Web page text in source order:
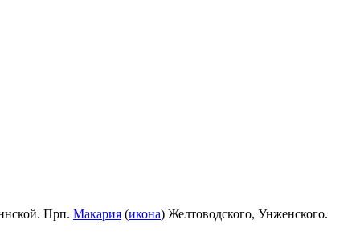
Прп. Макария (икона) Желтоводского, Унженского.